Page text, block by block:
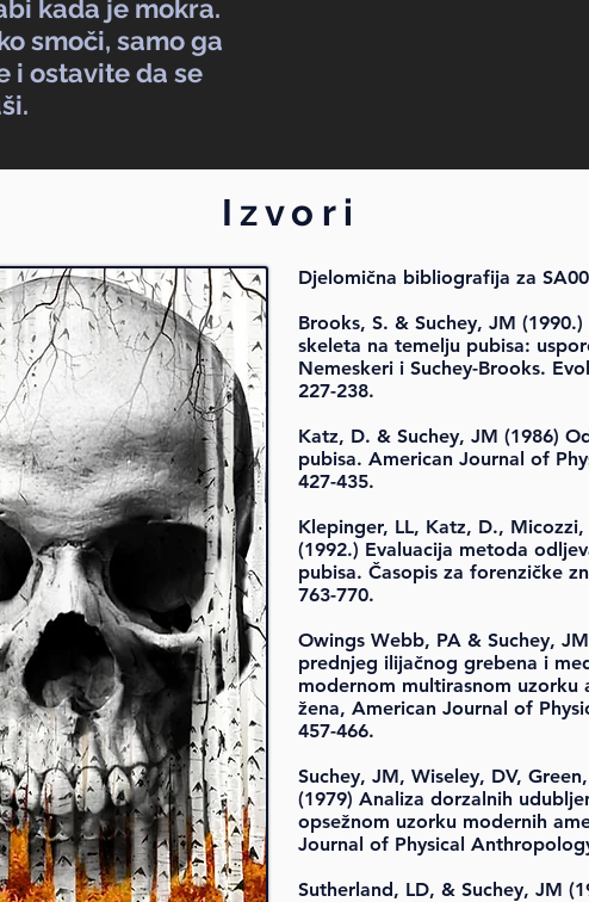
kada je mokra.
smoči, samo ga
i ostavite da se
Izvori
Djelomična bibliografija za
Brooks, S. & Suchey, JM
skeleta na temelju pubisa:
Nemeskeri i Suchey-Brooks.
227-238.
Katz, D. & Suchey, JM (1986)
pubisa. American Journal of
427-435.
Klepinger, LL, Katz, D.,
(1992.) Evaluacija metoda
pubisa. Časopis za forenzičke
763-770.
Owings Webb, PA & Suchey,
prednjeg ilijačnog grebena i
modernom multirasnom uzorku
žena, American Journal of
457-466.
Suchey, JM, Wiseley, DV,
(1979) Analiza dorzalnih
opsežnom uzorku modernih
Journal of Physical
Sutherland, LD, & Suchey, JM